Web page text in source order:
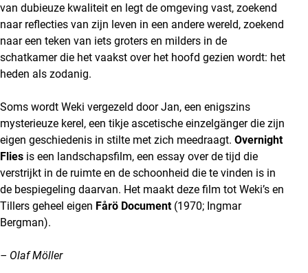
van dubieuze kwaliteit en legt de omgeving vast, zoekend
naar reflecties van zijn leven in een andere wereld, zoekend
naar een teken van iets groters en milders in de
schatkamer die het vaakst over het hoofd gezien wordt: het
heden als zodanig.
Soms wordt Weki vergezeld door Jan, een enigszins
mysterieuze kerel, een tikje ascetische einzelgänger die zijn
eigen geschiedenis in stilte met zich meedraagt. Overnight
Flies is een landschapsfilm, een essay over de tijd die
verstrijkt in de ruimte en de schoonheid die te vinden is in
de bespiegeling daarvan. Het maakt deze film tot Weki’s en
Tillers geheel eigen Fårö Document(1970; Ingmar
Bergman).
– Olaf Möller